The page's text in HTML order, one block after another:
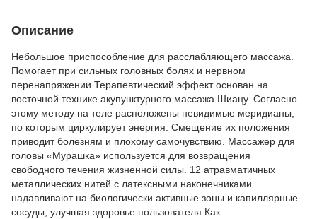
Описание
Небольшое приспособление для расслабляющего массажа.
Помогает при сильных головных болях и нервном
перенапряжении.Терапевтический эффект основан на
восточной технике акупунктурного массажа Шиацу. Согласно
этому методу на теле расположены невидимые меридианы,
по которым циркулирует энергия. Смещение их положения
приводит болезням и плохому самочувствию. Массажер для
головы «Мурашка» используется для возвращения
свободного течения жизненной силы. 12 атравматичных
металлических нитей с латексными наконечниками
надавливают на биологически активные зоны и капиллярные
сосуды, улучшая здоровье пользователя.Как